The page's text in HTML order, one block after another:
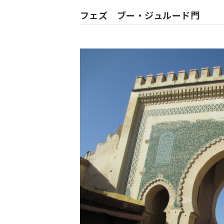
フェズ ブー・ジュルード門